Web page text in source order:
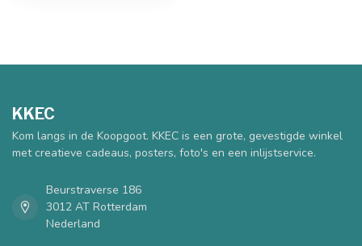
KKEC
Kom langs in de Koopgoot. KKEC is een grote, gevestigde winkel
met creatieve cadeaus, posters, foto's en een inlijstservice.
Beurstraverse 186
3012 AT Rotterdam
Nederland